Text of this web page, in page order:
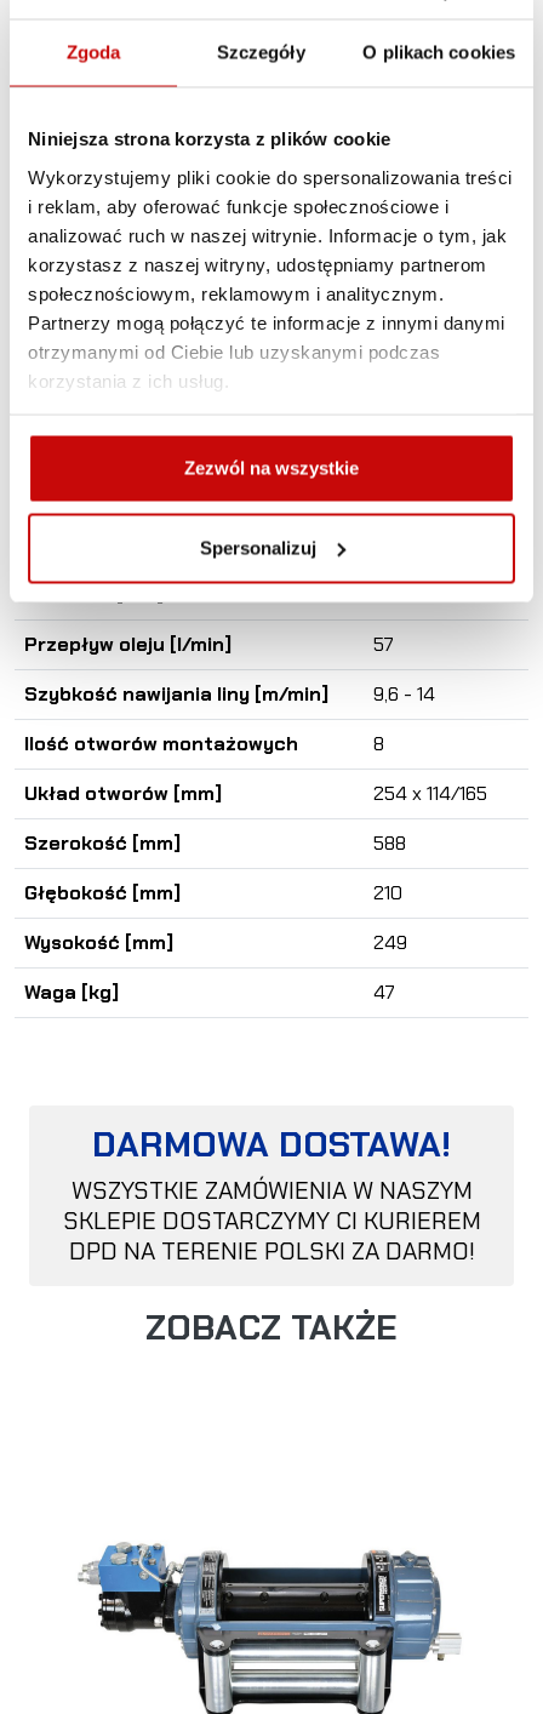
Zgoda Szczegóły O plikach cookies
Niniejsza strona korzysta z plików cookie
Wykorzystujemy pliki cookie do spersonalizowania treści
i reklam, aby oferować funkcje społecznościowe i
analizować ruch w naszej witrynie. Informacje o tym, jak
korzystasz z naszej witryny, udostępniamy partnerom
społecznościowym, reklamowym i analitycznym.
Partnerzy mogą połączyć te informacje z innymi danymi
otrzymanymi od Ciebie lub uzyskanymi podczas
korzystania z ich usług.
Zezwól na wszystkie
Spersonalizuj
rolkowa
planetarną oraz hydraulicznym cichym hamulcem.
Cechy szczególne: Regulacja sprzęgła i przyłącze
hydrauliczne silnika są obrotowe.
Idealna do pojazdów ratowniczych i holowniczych.
Wyciągarki zgodne z europejską normą EN 14492-1.
Zestaw zawiera
-Prowadnicę rolkową
-Hamulec hydrauliczny
Siła uciągu max. [t]
Min. Siła uciągu [t]
3,1
Przepływ oleju [l/min]
57
Szybkość nawijania liny [m/min]
9,6 - 14
Ilość otworów montażowych
8
Układ otworów [mm]
254 x 114/165
Szerokość [mm]
588
Głębokość [mm]
210
Wysokość [mm]
249
Waga [kg]
47
DARMOWA DOSTAWA!
WSZYSTKIE ZAMÓWIENIA W NASZYM
SKLEPIE DOSTARCZYMY CI KURIEREM
DPD NA TERENIE POLSKI ZA DARMO!
ZOBACZ TAKŻE